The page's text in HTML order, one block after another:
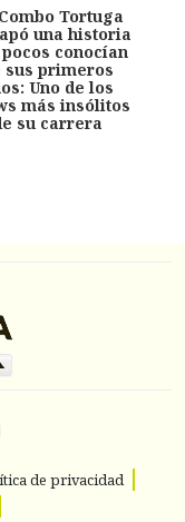
Tortuga
una historia
conocían
sus primeros
Uno de los
más insólitos
su carrera
de privacidad